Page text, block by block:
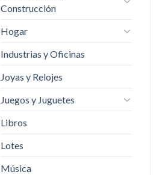
Construcción
Hogar
Industrias y Oficinas
Joyas y Relojes
Juegos y Juguetes
Libros
Lotes
Música